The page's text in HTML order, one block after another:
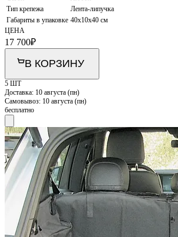
Тип крепежа
Лента-липучка
Габариты в упаковке 40х10х40 см
ЦЕНА
17 700₽
В КОРЗИНУ
5 ШТ
Доставка: 10 августа (пн)
Самовывоз: 10 августа (пн)
бесплатно